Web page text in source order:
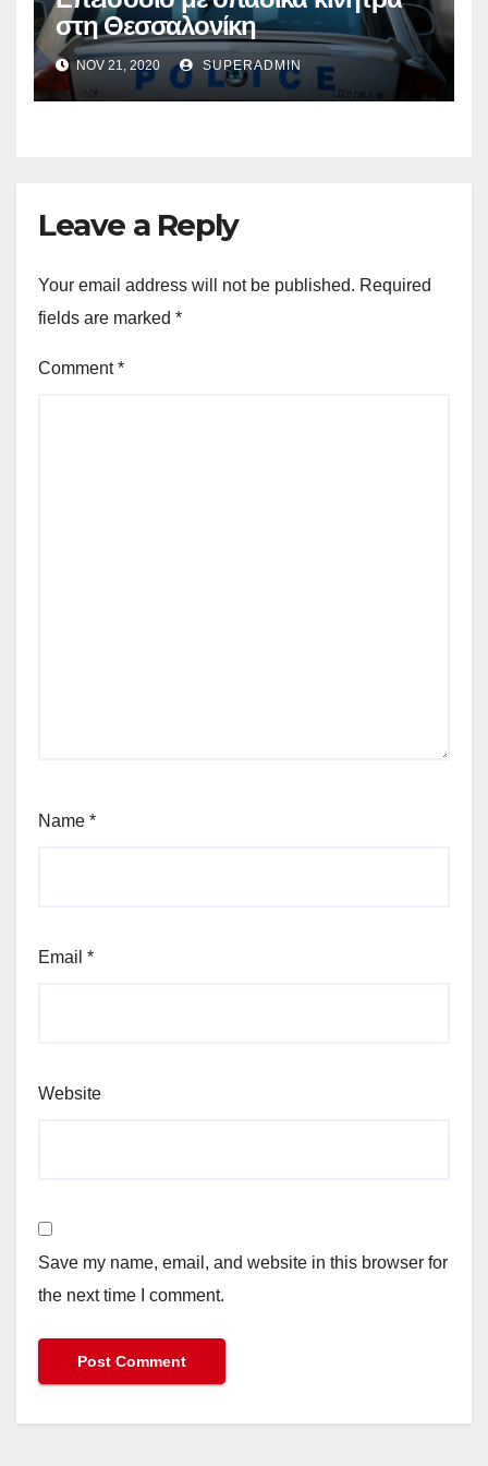
στη Θεσσαλονίκη
NOV 21, 2020 SUPERADMIN
Leave a Reply
Your email address will not be published. Required
fields are marked *
Comment*
Name *
Email *
Website
Save my name, email, and website in this browser for
the next time I comment.